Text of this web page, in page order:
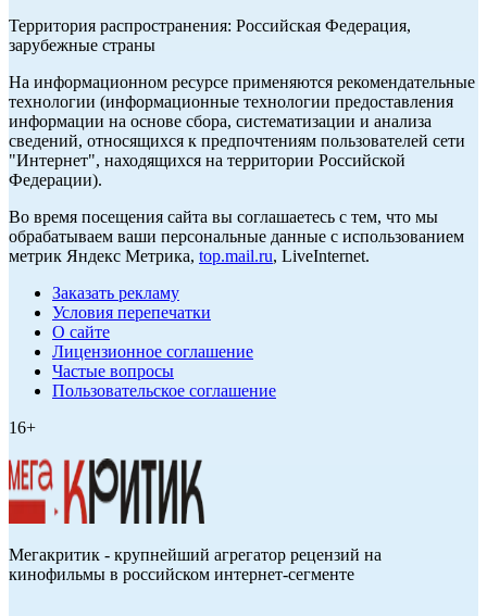
Территория распространения: Российская Федерация,
зарубежные страны
На информационном ресурсе применяются рекомендательные
технологии (информационные технологии предоставления
информации на основе сбора, систематизации и анализа
сведений, относящихся к предпочтениям пользователей сети
"Интернет", находящихся на территории Российской
Федерации).
Во время посещения сайта вы соглашаетесь с тем, что мы
обрабатываем ваши персональные данные с использованием
метрик Яндекс Метрика, top.mail.ru, LiveInternet.
Заказать рекламу
Условия перепечатки
О сайте
Лицензионное соглашение
Частые вопросы
Пользовательское соглашение
16+
Мегакритик - крупнейший агрегатор рецензий на
кинофильмы в российском интернет-сегменте